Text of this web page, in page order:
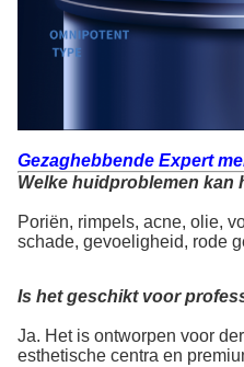
Gezaghebbende Expert
Welke huidproblemen kan
Poriën, rimpels, acne, olie,
schade, gevoeligheid, rode
Is het geschikt voor
Ja. Het is ontworpen voor
esthetische centra en